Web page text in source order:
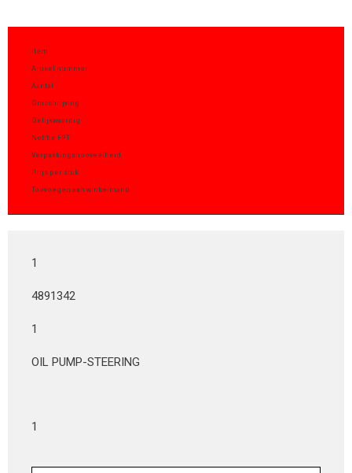
Item
Artikel nummer
Aantal
Omschrijving
Gelijkwaardig
Notitie FPT
Verpakkingshoeveelheid
Prijs per stuk
Toevoegen aan winkelmand
1
4891342
1
OIL PUMP-STEERING
1